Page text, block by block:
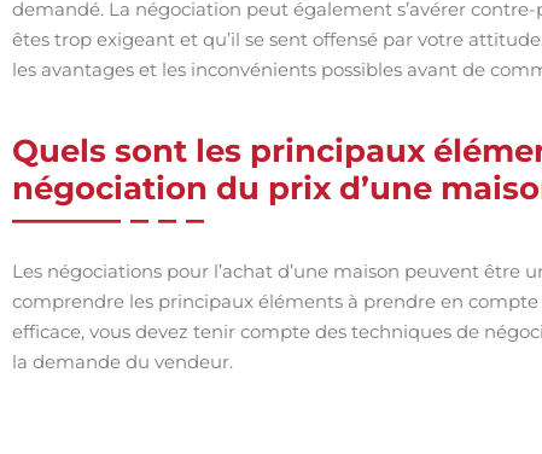
demandé. La négociation peut également s’avérer
êtes trop exigeant et qu’il se sent offensé par votre
les avantages et les inconvénients possibles avant de
Quels sont les principaux
négociation du prix d’une
Les négociations pour l’achat d’une maison peuvent être
comprendre les principaux éléments à prendre en
efficace, vous devez tenir compte des techniques de
la demande du vendeur.